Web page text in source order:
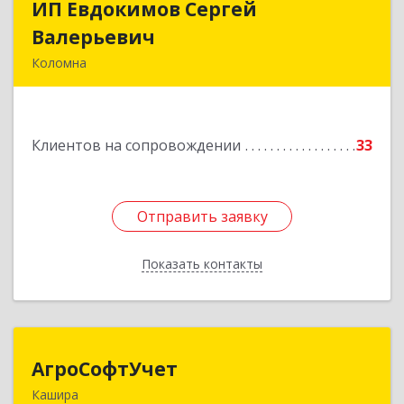
ИП Евдокимов Сергей
Валерьевич
Коломна
Клиентов на сопровождении 33
Отправить заявку
Показать контакты
ИП Евдокимов Сергей
Подробнее
Отправить заявку
Назад
АгроСофтУчет
Кашира
142932, Московская обл, г.о.Кашира, Каменка д,